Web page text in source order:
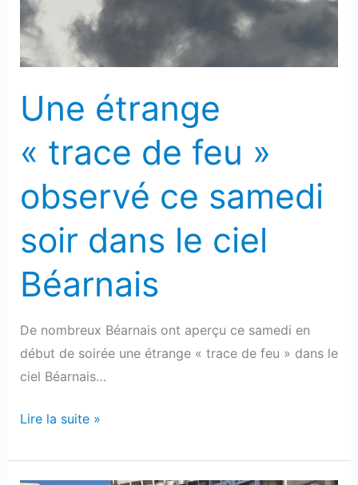
Une étrange
« trace de feu »
observé ce samedi
soir dans le ciel
Béarnais
De nombreux Béarnais ont aperçu ce samedi en
début de soirée une étrange « trace de feu » dans le
ciel Béarnais…
observé
ce
samedi
ciel
Lire la suite »